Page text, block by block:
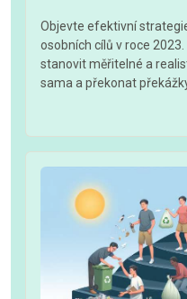
Objevte efektivní
osobních cílů v roce
stanovit měřitelné a
sama a překonat